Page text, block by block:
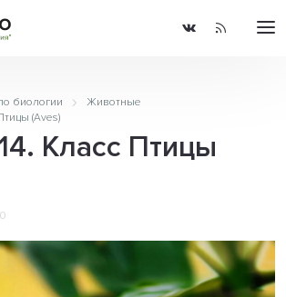
биологии
Животные
(Aves)
Класс Птицы